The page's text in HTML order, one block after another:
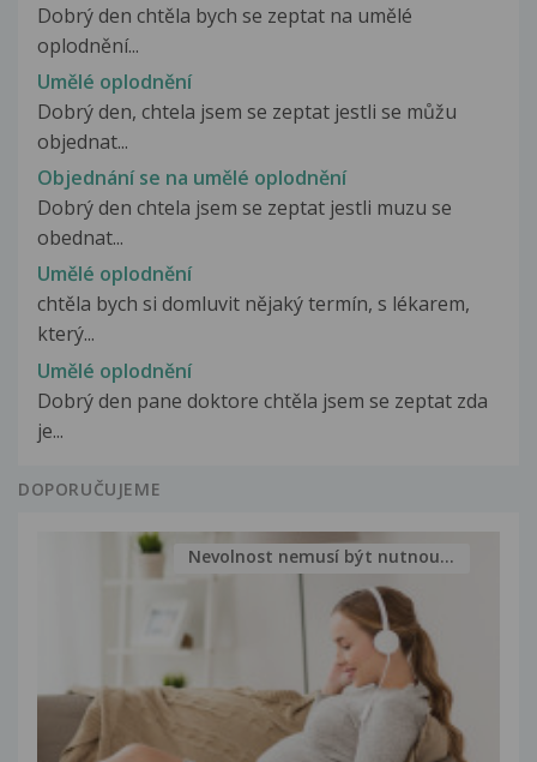
Dobrý den chtěla bych se zeptat na umělé
oplodnění...
Umělé oplodnění
Dobrý den, chtela jsem se zeptat jestli se můžu
objednat...
Objednání se na umělé oplodnění
Dobrý den chtela jsem se zeptat jestli muzu se
obednat...
Umělé oplodnění
chtěla bych si domluvit nějaký termín, s lékarem,
který...
Umělé oplodnění
Dobrý den pane doktore chtěla jsem se zeptat zda
je...
DOPORUČUJEME
Nevolnost nemusí být nutnou...